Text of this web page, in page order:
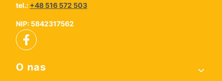
tel.: +48 516 572 503
NIP: 5842317562
Linki w stopce
O nas